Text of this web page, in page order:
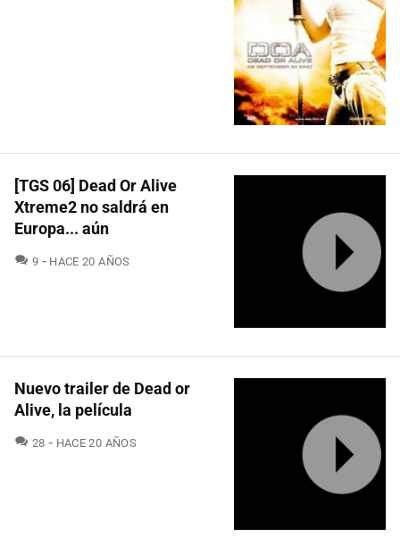
[TGS 06] Dead Or Alive
Xtreme2 no saldrá en
Europa... aún
9 COMENTARIOS
HACE 20 AÑOS
Nuevo trailer de Dead or
Alive, la película
28 COMENTARIOS
HACE 20 AÑOS